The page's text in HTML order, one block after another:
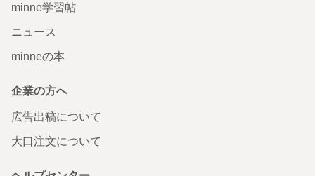
minne学習帖
ニュース
minneの本
企業の方へ
広告出稿について
大口注文について